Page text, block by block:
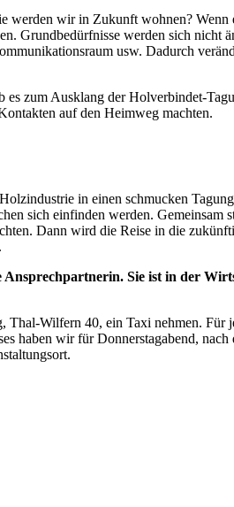
wir in Zukunft wohnen?
Grundbedürfnisse werden sich nicht
usw. Dadurch
zum Ausklang der Holverbindet-
auf den Heimweg machten.
in einen schmucken
sich einfinden werden.
Dann wird die Reise in die
Sie ist in der
Wilfern 40, ein Taxi nehmen. Für
haben wir für Donnerstagabend,